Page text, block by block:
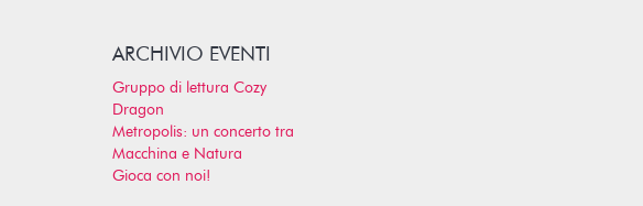
ARCHIVIO EVENTI
Gruppo di lettura Cozy
Dragon
Metropolis: un concerto tra
Macchina e Natura
Gioca con noi!